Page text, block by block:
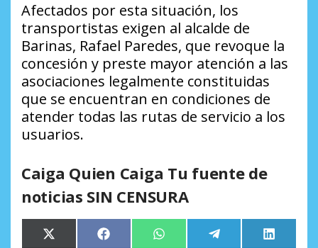
Afectados por esta situación, los
transportistas exigen al alcalde de
Barinas, Rafael Paredes, que revoque la
concesión y preste mayor atención a las
asociaciones legalmente constituidas
que se encuentran en condiciones de
atender todas las rutas de servicio a los
usuarios.
Caiga Quien Caiga Tu fuente de
noticias SIN CENSURA
Compartir
X Compartir
Facebook Compartir
WhatsApp Compartir
Telegram LinkedIn